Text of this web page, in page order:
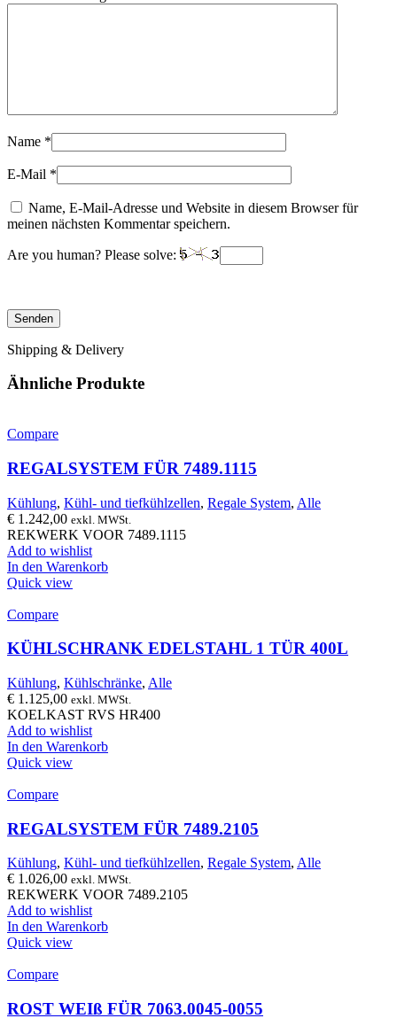
Name *
E-Mail *
Name, E-Mail-Adresse und Website in diesem Browser für
meinen nächsten Kommentar speichern.
Are you human? Please solve:
Shipping & Delivery
Ähnliche Produkte
Compare
REGALSYSTEM FÜR 7489.1115
Kühlung, Kühl- und tiefkühlzellen, Regale System, Alle
€ 1.242,00 exkl. MWSt.
REKWERK VOOR 7489.1115
Add to wishlist
In den Warenkorb
Quick view
Compare
KÜHLSCHRANK EDELSTAHL 1 TÜR 400L
Kühlung, Kühlschränke, Alle
€ 1.125,00 exkl. MWSt.
KOELKAST RVS HR400
Add to wishlist
In den Warenkorb
Quick view
Compare
REGALSYSTEM FÜR 7489.2105
Kühlung, Kühl- und tiefkühlzellen, Regale System, Alle
€ 1.026,00 exkl. MWSt.
REKWERK VOOR 7489.2105
Add to wishlist
In den Warenkorb
Quick view
Compare
ROST WEIß FÜR 7063.0045-0055